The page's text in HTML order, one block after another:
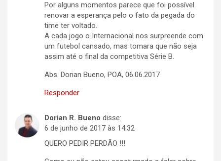
Por alguns momentos parece que foi possível
renovar a esperança pelo o fato da pegada do
time ter voltado.
A cada jogo o Internacional nos surpreende com
um futebol cansado, mas tomara que não seja
assim até o final da competitiva Série B.
Abs. Dorian Bueno, POA, 06.06.2017
Responder
Dorian R. Bueno disse:
6 de junho de 2017 às 14:32
QUERO PEDIR PERDÃO !!!